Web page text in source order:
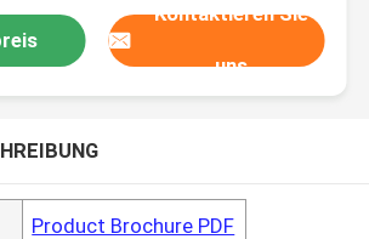
Kontaktieren Sie
uns
Product Brochure PDF